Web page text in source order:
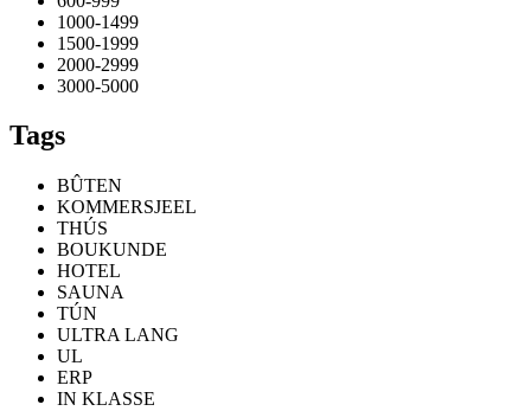
1000-1499
1500-1999
2000-2999
3000-5000
Tags
BÛTEN
KOMMERSJEEL
THÚS
BOUKUNDE
HOTEL
SAUNA
TÚN
ULTRA LANG
UL
ERP
IN KLASSE